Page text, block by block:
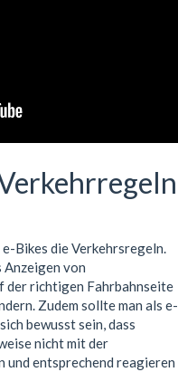
Bikes die Verkehrsregeln.
von
der richtigen Fahrbahnseite
Zudem sollte man als e-
bewusst sein, dass
nicht mit der
und entsprechend reagieren